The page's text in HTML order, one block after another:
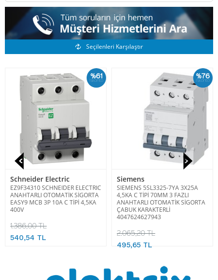
Benzer Ürünler
Seçilenleri Karşılaştır
%61
İskonto
Schneider Electric
EZ9F34310 SCHNEIDER ELECTRIC
ANAHTARLI OTOMATİK SİGORTA
EASY9 MCB 3P 10A C TİPİ 4,5KA
400V
1.386,00 TL
540,54 TL
%76
İskonto
Siemens
SIEMENS 5SL3325-7YA 3X25A
4,5KA C TİPİ 70MM 3 FAZLI
ANAHTARLI OTOMATİK SİGORTA
ÇABUK KARAKTERLİ
4047624627943
2.065,20 TL
495,65 TL